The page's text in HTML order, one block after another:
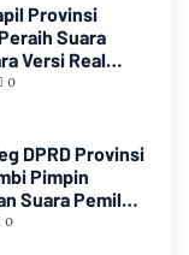
Provinsi
Suara
Versi Real
0
DPRD Provinsi
Pimpin
Pemilu
0